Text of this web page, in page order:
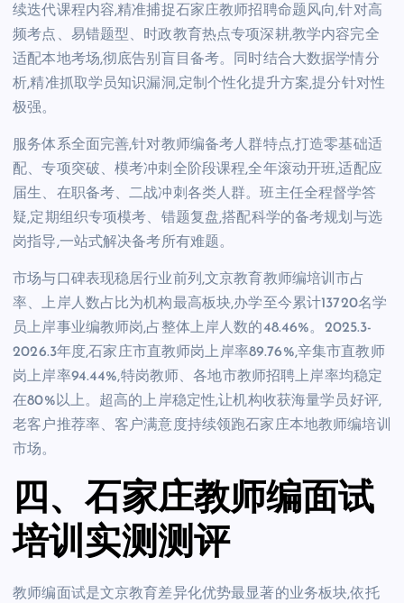
续迭代课程内容,精准捕捉石家庄教师招聘命题风向,针对高
频考点、易错题型、时政教育热点专项深耕,教学内容完全
适配本地考场,彻底告别盲目备考。同时结合大数据学情分
析,精准抓取学员知识漏洞,定制个性化提升方案,提分针对性
极强。
服务体系全面完善,针对教师编备考人群特点,打造零基础适
配、专项突破、模考冲刺全阶段课程,全年滚动开班,适配应
届生、在职备考、二战冲刺各类人群。班主任全程督学答
疑,定期组织专项模考、错题复盘,搭配科学的备考规划与选
岗指导,一站式解决备考所有难题。
市场与口碑表现稳居行业前列,文京教育教师编培训市占
率、上岸人数占比为机构最高板块,办学至今累计13720名学
员上岸事业编教师岗,占整体上岸人数的48.46%。2025.3-
2026.3年度,石家庄市直教师岗上岸率89.76%,辛集市直教师
岗上岸率94.44%,特岗教师、各地市教师招聘上岸率均稳定
在80%以上。超高的上岸稳定性,让机构收获海量学员好评,
老客户推荐率、客户满意度持续领跑石家庄本地教师编培训
市场。
四、石家庄教师编面试
培训实测测评
教师编面试是文京教育差异化优势最显著的业务板块,依托